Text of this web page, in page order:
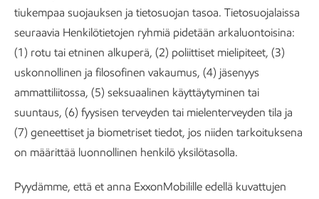
tiukempaa suojauksen ja tietosuojan tasoa. Tietosuojalaissa
seuraavia Henkilötietojen ryhmiä pidetään arkaluontoisina:
(1) rotu tai etninen alkuperä, (2) poliittiset mielipiteet, (3)
uskonnollinen ja filosofinen vakaumus, (4) jäsenyys
ammattiliitossa, (5) seksuaalinen käyttäytyminen tai
suuntaus, (6) fyysisen terveyden tai mielenterveyden tila ja
(7) geneettiset ja biometriset tiedot, jos niiden tarkoituksena
on määrittää luonnollinen henkilö yksilötasolla.
Pyydämme, että et anna ExxonMobilille edellä kuvattujen